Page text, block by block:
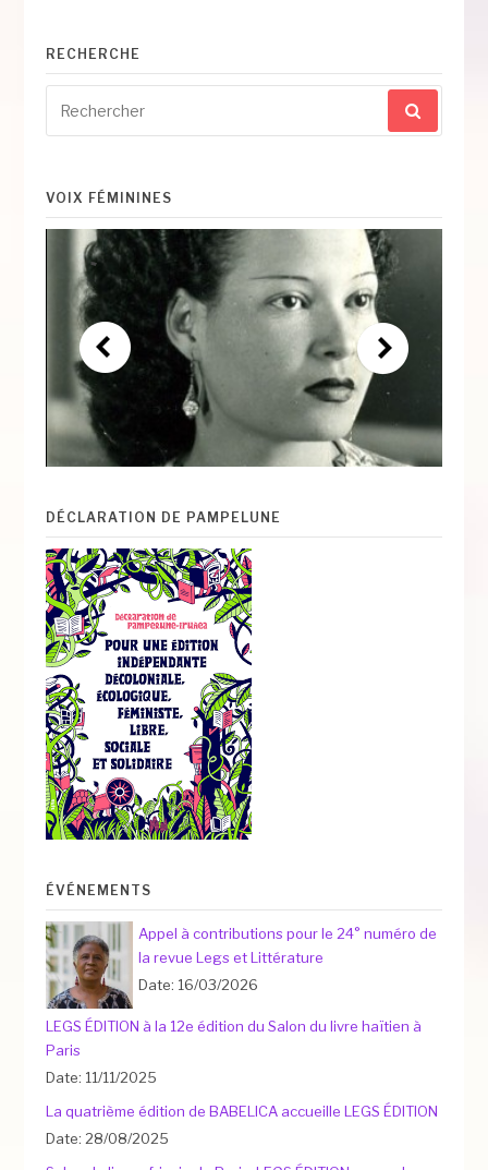
RECHERCHE
pour
:
VOIX FÉMININES
DÉCLARATION DE PAMPELUNE
ÉVÉNEMENTS
Appel à contributions pour le 24° numéro de
la revue Legs et Littérature
Date: 16/03/2026
LEGS ÉDITION à la 12e édition du Salon du livre haïtien à
Paris
Date: 11/11/2025
La quatrième édition de BABELICA accueille LEGS ÉDITION
Date: 28/08/2025